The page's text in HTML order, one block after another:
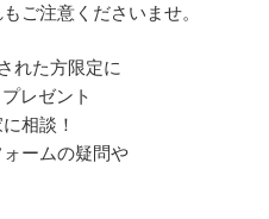
ご注意くださいませ。
れた方限定に
レゼント
相談！
ームの疑問や